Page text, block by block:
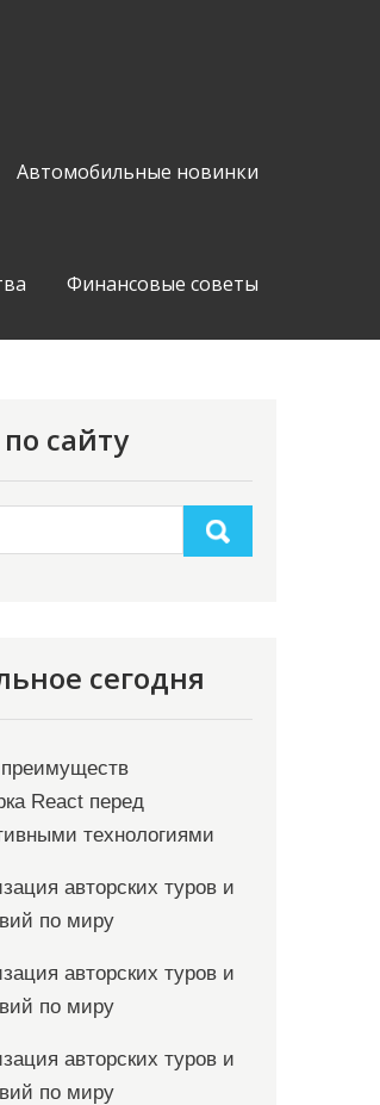
Автомобильные новинки
Финансовые советы
сайту
сегодня
React перед
технологиями
авторских туров и
по миру
авторских туров и
по миру
авторских туров и
по миру